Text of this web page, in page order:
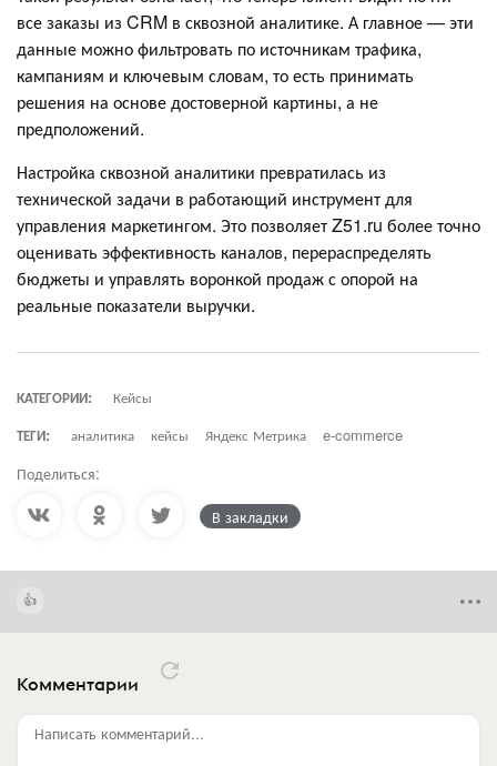
все заказы из CRM в сквозной аналитике. А главное — эти
данные можно фильтровать по источникам трафика,
кампаниям и ключевым словам, то есть принимать
решения на основе достоверной картины, а не
предположений.
Настройка сквозной аналитики превратилась из
технической задачи в работающий инструмент для
управления маркетингом. Это позволяет Z51.ru более точно
оценивать эффективность каналов, перераспределять
бюджеты и управлять воронкой продаж с опорой на
реальные показатели выручки.
КАТЕГОРИИ:
Кейсы
ТЕГИ:
аналитика кейсы Яндекс Метрика e-commerce
Поделиться:
В закладки
Комментарии
Написать комментарий...